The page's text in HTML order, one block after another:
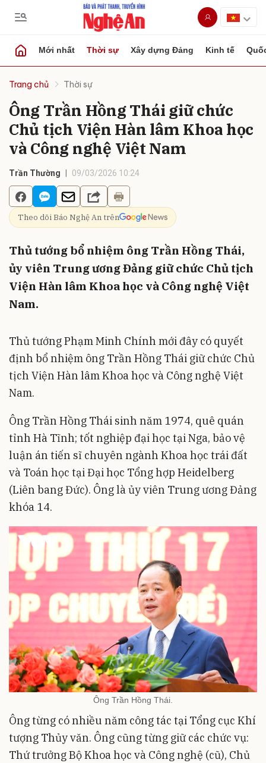
Mới nhất Thời sự Xây dựng Đảng Kinh tế
Trang chủ Thời sự
Ông Trần Hồng Thái giữ chức
Chủ tịch Viện Hàn lâm Khoa học
và Công nghệ Việt Nam
Trần Thường 09/03/2026 10:24
Theo dõi Báo Nghệ An trên
Thủ tướng bổ nhiệm ông Trần Hồng Thái,
ủy viên Trung ương Đảng giữ chức Chủ tịch
Viện Hàn lâm Khoa học và Công nghệ Việt
Nam.
Thủ tướng Phạm Minh Chính mới đây có quyết
định bổ nhiệm ông Trần Hồng Thái giữ chức Chủ
tịch Viện Hàn lâm Khoa học và Công nghệ Việt
Nam.
Ông Trần Hồng Thái sinh năm 1974, quê quán
tỉnh Hà Tĩnh; tốt nghiệp đại học tại Nga, bảo vệ
luận án tiến sĩ chuyên ngành Khoa học trái đất
và Toán học tại Đại học Tổng hợp Heidelberg
(Liên bang Đức). Ông là ủy viên Trung ương Đảng
khóa 14.
Ông Trần Hồng Thái.
Ông từng có nhiều năm công tác tại Tổng cục Khí
tượng Thủy văn. Ông cũng từng giữ các chức vụ:
Thứ trưởng Bộ Khoa học và Công nghệ (cũ), Chủ
Gửi bình luận